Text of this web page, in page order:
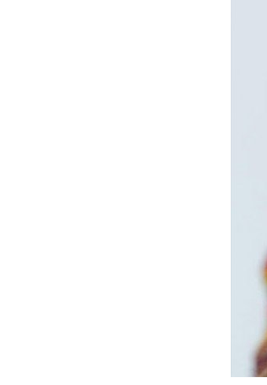
"خلايل اللوز" قرب بيت لحم